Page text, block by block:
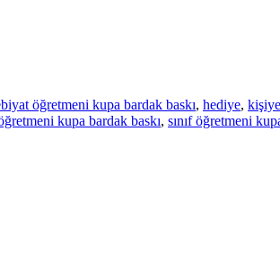
öğretmeni kupa bardak baskı, hediye,
kupa bardak baskı, sınıf öğretmeni